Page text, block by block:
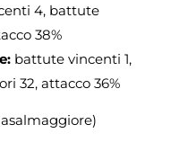
4, battute
38%
battute vincenti 1,
32, attacco 36%